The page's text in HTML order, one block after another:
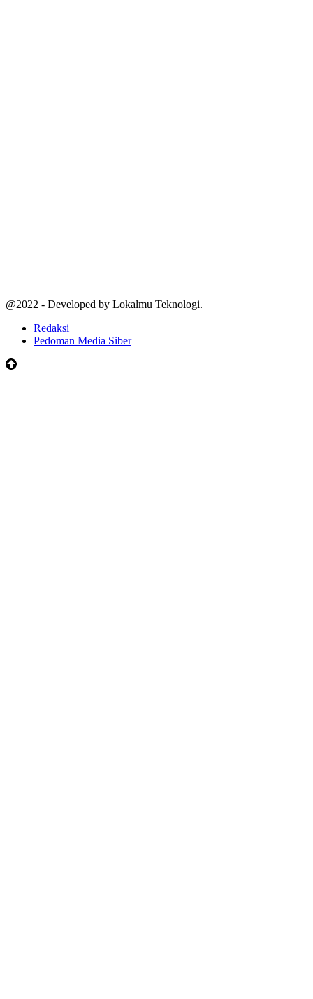
@2022 - Developed by Lokalmu Teknologi.
Redaksi
Pedoman Media Siber